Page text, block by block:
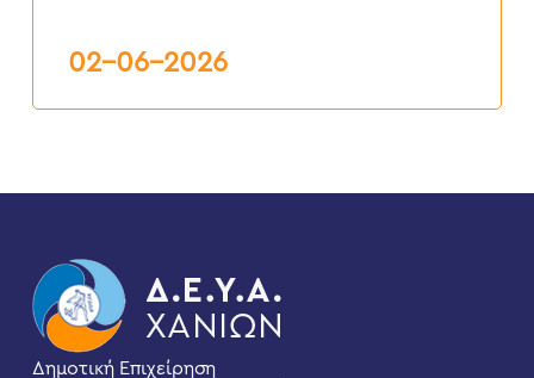
202602-06-2026
Δημοτική Επιχείρηση